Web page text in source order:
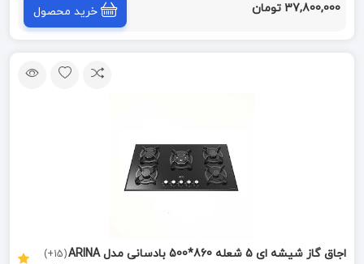
37,800,000 تومان خرید محصول
اجاق گاز شیشه ای 5 شعله 860*500 بادسانی مدل ARINA
(15+)